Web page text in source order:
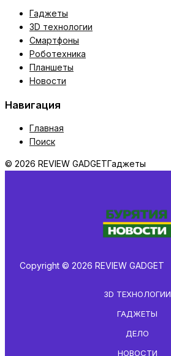
Гаджеты
3D технологии
Смартфоны
Роботехника
Планшеты
Новости
Навигация
Главная
Поиск
© 2026 REVIEW GADGETГаджеты
Copyright © 2026 REVIEW GADGET
3D ТЕХНОЛОГИИ
ГАДЖЕТЫ
ДЕЛО
НОВОСТИ